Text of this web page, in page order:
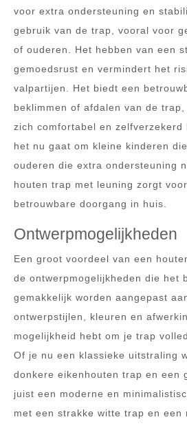
voor extra ondersteuning en
gebruik van de trap, vooral voor
of ouderen. Het hebben van een
gemoedsrust en vermindert het
valpartijen. Het biedt een
beklimmen of afdalen van de
zich comfortabel en zelfverzekerd
het nu gaat om kleine kinderen
ouderen die extra ondersteuning
houten trap met leuning zorgt
betrouwbare doorgang in huis.
Ontwerpmogelijkheden
Een groot voordeel van een
de ontwerpmogelijkheden die het
gemakkelijk worden aangepast
ontwerpstijlen, kleuren en
mogelijkheid hebt om je trap
Of je nu een klassieke uitstraling
donkere eikenhouten trap en een
juist een moderne en
met een strakke witte trap en een